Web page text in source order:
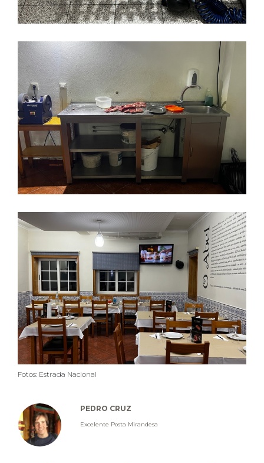
Fotos: Estrada Nacional
PEDRO CRUZ
Excelente Posta Mirandesa